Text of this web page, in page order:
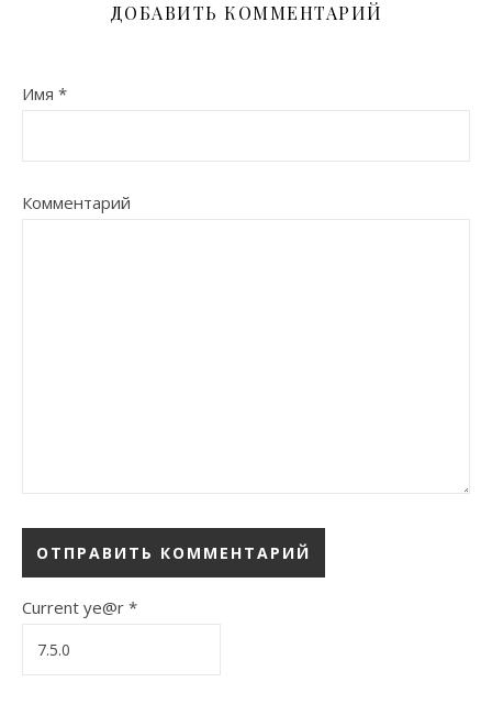
ДОБАВИТЬ КОММЕНТАРИЙ
Имя *
Комментарий
Current ye@r *